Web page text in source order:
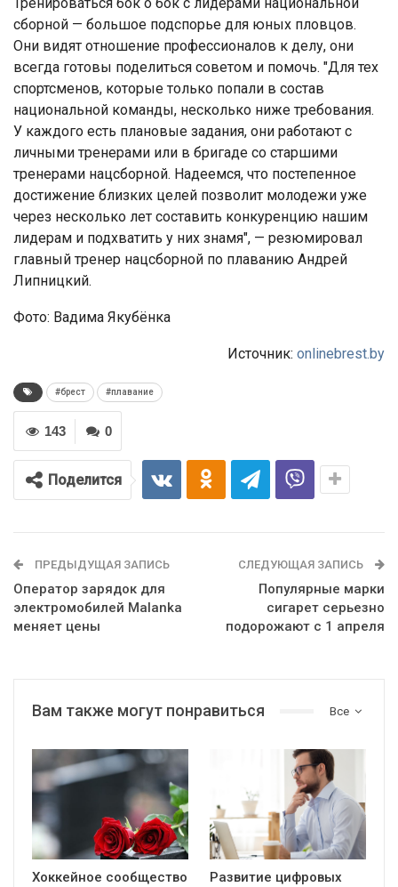
Тренироваться бок о бок с лидерами национальной
сборной — большое подспорье для юных пловцов.
Они видят отношение профессионалов к делу, они
всегда готовы поделиться советом и помочь. "Для тех
спортсменов, которые только попали в состав
национальной команды, несколько ниже требования.
У каждого есть плановые задания, они работают с
личными тренерами или в бригаде со старшими
тренерами нацсборной. Надеемся, что постепенное
достижение близких целей позволит молодежи уже
через несколько лет составить конкуренцию нашим
лидерам и подхватить у них знамя", — резюмировал
главный тренер нацсборной по плаванию Андрей
Липницкий.
Фото: Вадима Якубёнка
Источник: onlinebrest.by
#брест #плавание
0
143
Поделится
ПРЕДЫДУЩАЯ ЗАПИСЬ
Оператор зарядок для
электромобилей Malanka
меняет цены
СЛЕДУЮЩАЯ ЗАПИСЬ
Популярные марки
сигарет серьезно
подорожают с 1 апреля
Все
Вам также могут понравиться
Хоккейное сообщество Развитие цифровых